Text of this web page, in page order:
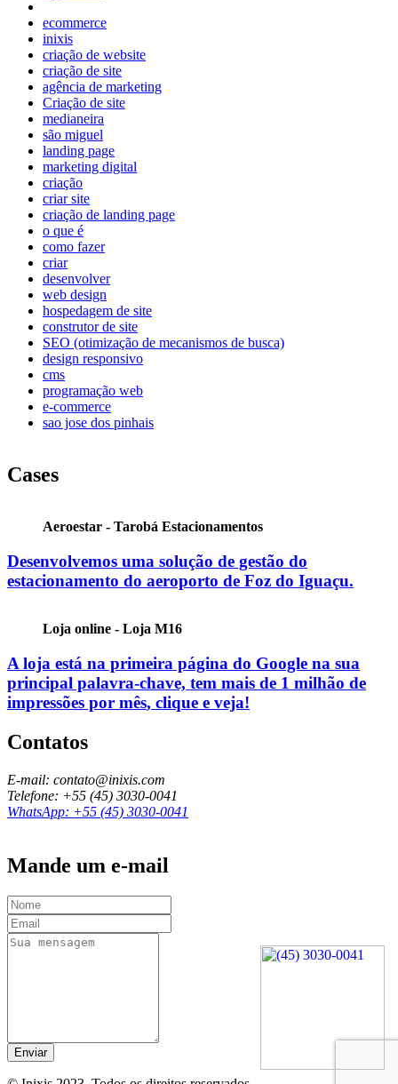
ecommerce
inixis
criação de website
criação de site
agência de marketing
Criação de site
medianeira
são miguel
landing page
marketing digital
criação
criar site
criação de landing page
o que é
como fazer
criar
desenvolver
web design
hospedagem de site
construtor de site
SEO (otimização de mecanismos de busca)
design responsivo
cms
programação web
e-commerce
sao jose dos pinhais
Cases
Aeroestar - Tarobá Estacionamentos
Desenvolvemos uma solução de gestão do
estacionamento do aeroporto de Foz do Iguaçu.
Loja online - Loja M16
A loja está na primeira página do Google na sua
principal palavra-chave, tem mais de 1 milhão de
impressões por mês, clique e veja!
Contatos
E-mail: contato@inixis.com
Telefone: +55 (45) 3030-0041
WhatsApp: +55 (45) 3030-0041
Mande um e-mail